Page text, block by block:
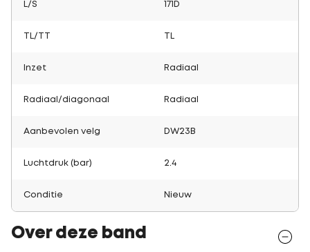
L/S 171D
TL/TT
Inzet Radiaal
Radiaal/diagonaal Radiaal
Aanbevolen velg DW23B
Luchtdruk (bar) 2.4
Conditie Nieuw
Over deze band